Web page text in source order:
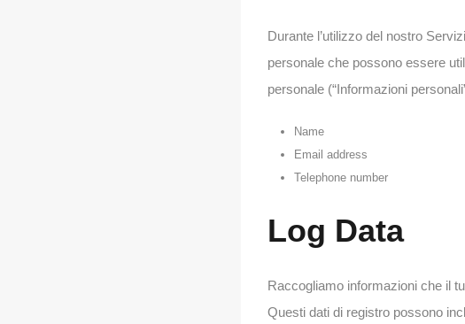
Durante l’utilizzo del nostro
personale che possono essere
personale (“Informazioni
Name
Email address
Telephone number
Log Data
Raccogliamo informazioni che il
Questi dati di registro possono